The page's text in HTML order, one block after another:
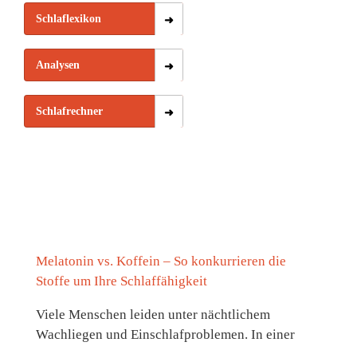
Schlaflexikon
Analysen
Schlafrechner
Melatonin vs. Koffein – So konkurrieren die
Stoffe um Ihre Schlaffähigkeit
Viele Menschen leiden unter nächtlichem
Wachliegen und Einschlafproblemen. In einer